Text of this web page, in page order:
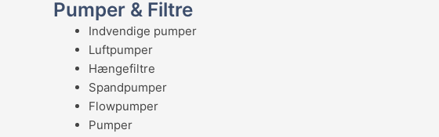
Pumper & Filtre
Indvendige pumper
Luftpumper
Hængefiltre
Spandpumper
Flowpumper
Pumper